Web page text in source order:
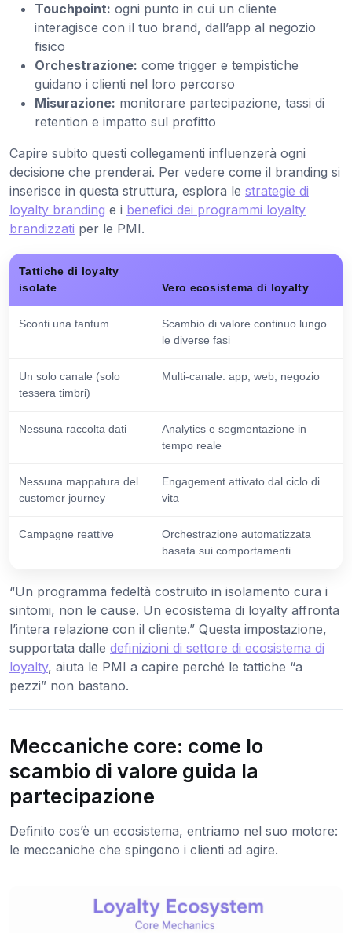
Touchpoint: ogni punto in cui un cliente
interagisce con il tuo brand, dall’app al negozio
fisico
Orchestrazione: come trigger e tempistiche
guidano i clienti nel loro percorso
Misurazione: monitorare partecipazione, tassi di
retention e impatto sul profitto
Capire subito questi collegamenti influenzerà ogni
decisione che prenderai. Per vedere come il branding si
inserisce in questa struttura, esplora le strategie di
loyalty branding e i benefici dei programmi loyalty
brandizzati per le PMI.
Tattiche di loyalty
isolate
Vero ecosistema di loyalty
Sconti una tantum
Scambio di valore continuo lungo
le diverse fasi
Un solo canale (solo
tessera timbri)
Multi-canale: app, web, negozio
Nessuna raccolta dati
Analytics e segmentazione in
tempo reale
Nessuna mappatura del
customer journey
Engagement attivato dal ciclo di
vita
Campagne reattive
Orchestrazione automatizzata
basata sui comportamenti
“Un programma fedeltà costruito in isolamento cura i
sintomi, non le cause. Un ecosistema di loyalty affronta
l’intera relazione con il cliente.” Questa impostazione,
supportata dalle definizioni di settore di ecosistema di
loyalty, aiuta le PMI a capire perché le tattiche “a
pezzi” non bastano.
Meccaniche core: come lo
scambio di valore guida la
partecipazione
Definito cos’è un ecosistema, entriamo nel suo motore:
le meccaniche che spingono i clienti ad agire.